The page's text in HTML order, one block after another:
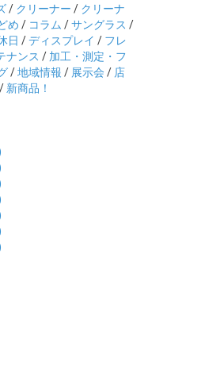
/ クリーナー / クリーナ
め / コラム /サングラス /
日 /ディスプレイ / フレ
ナンス / 加工・測定・フ
/地域情報 / 展示会 / 店
/ 新商品！